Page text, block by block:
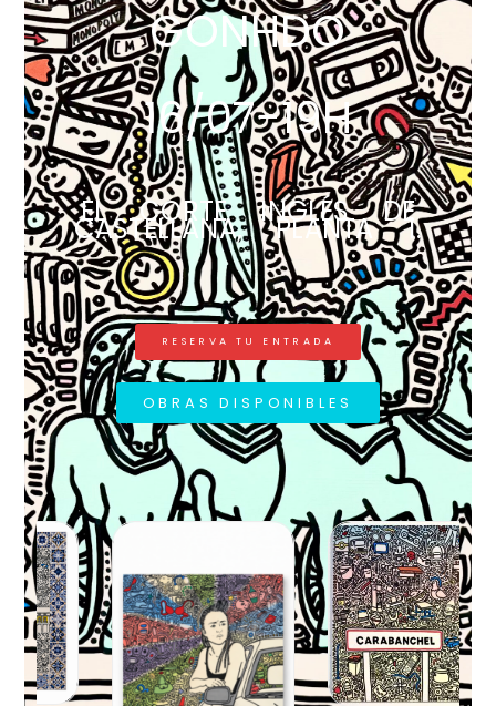
GONHDO
16/07-19H
EL CORTE INGLÉS DE
CASTELLANA, PLANTA 1.
RESERVA TU ENTRADA
OBRAS DISPONIBLES